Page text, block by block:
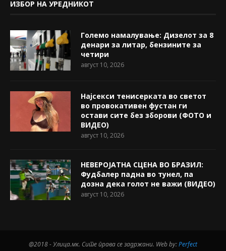
ИЗБОР НА УРЕДНИКОТ
Големо намалување: Дизелот за 8
денари за литар, бензините за
четири
август 10, 2026
Најсекси тенисерката во светот
во провокативен фустан ги
остави сите без зборови (ФОТО и
ВИДЕО)
август 10, 2026
НЕВЕРОЈАТНА СЦЕНА ВО БРАЗИЛ:
Фудбалер падна во тунел, па
дозна дека голот не важи (ВИДЕО)
август 10, 2026
@2018 - Улица.мк. Сите права се задржани. Web by:Perfect